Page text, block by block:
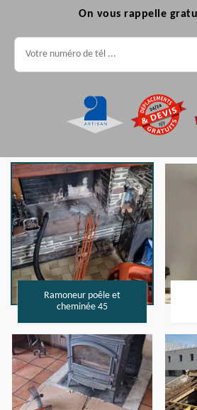
On vous rappelle
Ramoneur poêle et
cheminée 45